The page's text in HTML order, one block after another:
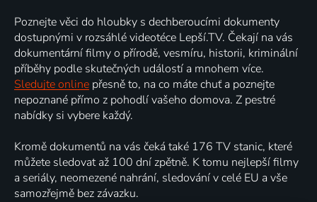
Poznejte věci do hloubky s dechberoucími dokumenty
dostupnými v rozsáhlé videotéce Lepší.TV. Čekají na vás
dokumentární filmy o přírodě, vesmíru, historii, kriminální
příběhy podle skutečných událostí a mnohem více.
Sledujte online přesně to, na co máte chuť a poznejte
nepoznané přímo z pohodlí vašeho domova. Z pestré
nabídky si vybere každý.
Kromě dokumentů na vás čeká také 176 TV stanic, které
můžete sledovat až 100 dní zpětně. K tomu nejlepší filmy
a seriály, neomezené nahrání, sledování v celé EU a vše
samozřejmě bez závazku.